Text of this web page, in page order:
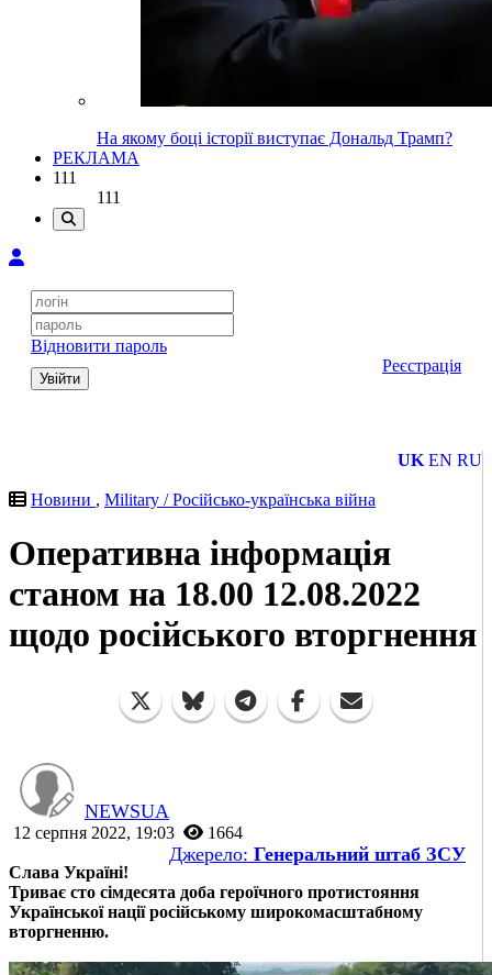
На якому боці історії виступає Дональд Трамп?
РЕКЛАМА
111
111
Відновити пароль
Увійти
Реєстрація
UK EN RU
Новини , Military / Російсько-українська війна
Оперативна інформація
станом на 18.00 12.08.2022
щодо російського вторгнення
NEWSUA
12 серпня 2022, 19:03 1664
Джерело: Генеральний штаб ЗСУ
Слава Україні!
Триває сто сімдесята доба героїчного протистояння
Української нації російському широкомасштабному
вторгненню.